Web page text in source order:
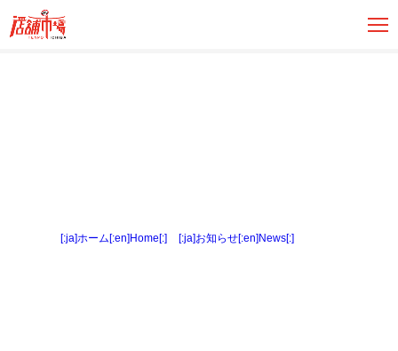
[:ja]ホーム[:en]Home[:] [:ja]お知らせ[:en]News[:]